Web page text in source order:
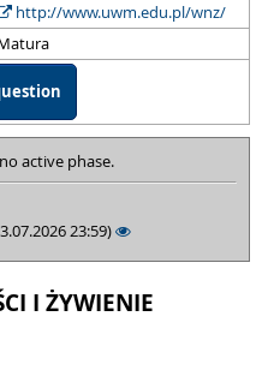
http://www.uwm.edu.pl/wnz/
active phase.
23:59)
I ŻYWIENIE